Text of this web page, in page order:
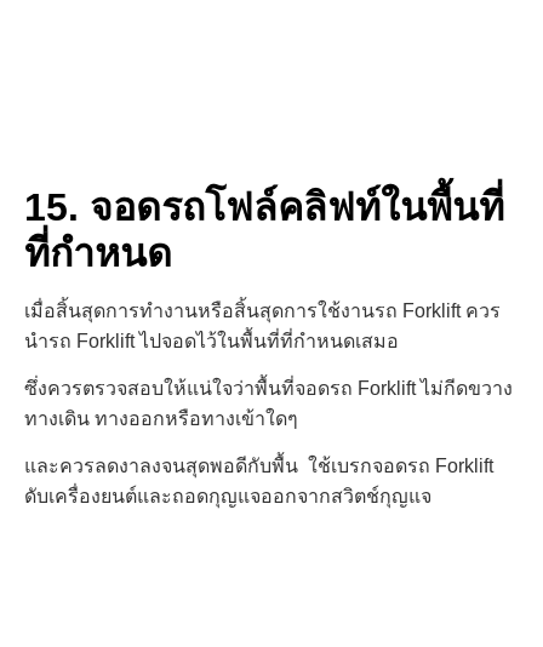
15. จอดรถโฟล์คลิฟท์ในพื้นที่
ที่กำหนด
เมื่อสิ้นสุดการทำงานหรือสิ้นสุดการใช้งานรถ Forklift ควร
นำรถ Forklift ไปจอดไว้ในพื้นที่ที่กำหนดเสมอ
ซึ่งควรตรวจสอบให้แน่ใจว่าพื้นที่จอดรถ Forklift ไม่กีดขวาง
ทางเดิน ทางออกหรือทางเข้าใดๆ
และควรลดงาลงจนสุดพอดีกับพื้น ใช้เบรกจอดรถ Forklift
ดับเครื่องยนต์และถอดกุญแจออกจากสวิตช์กุญแจ